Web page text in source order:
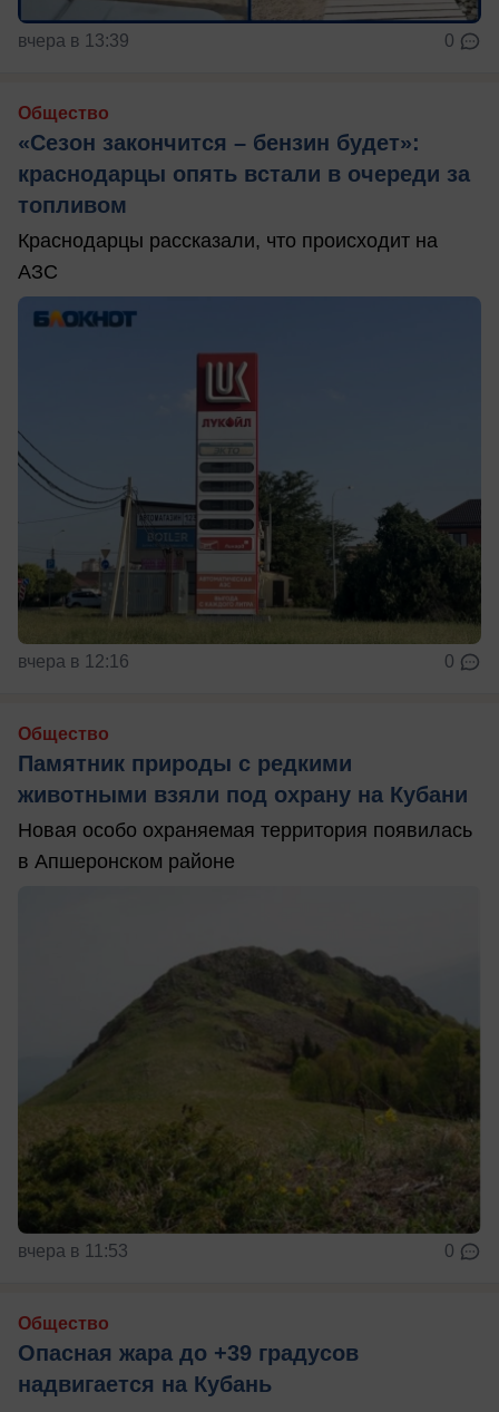
вчера в 13:39 0
Общество
«Сезон закончится – бензин будет»:
краснодарцы опять встали в очереди за
топливом
Краснодарцы рассказали, что происходит на
АЗС
вчера в 12:16 0
Общество
Памятник природы с редкими
животными взяли под охрану на Кубани
Новая особо охраняемая территория появилась
в Апшеронском районе
вчера в 11:53 0
Общество
Опасная жара до +39 градусов
надвигается на Кубань